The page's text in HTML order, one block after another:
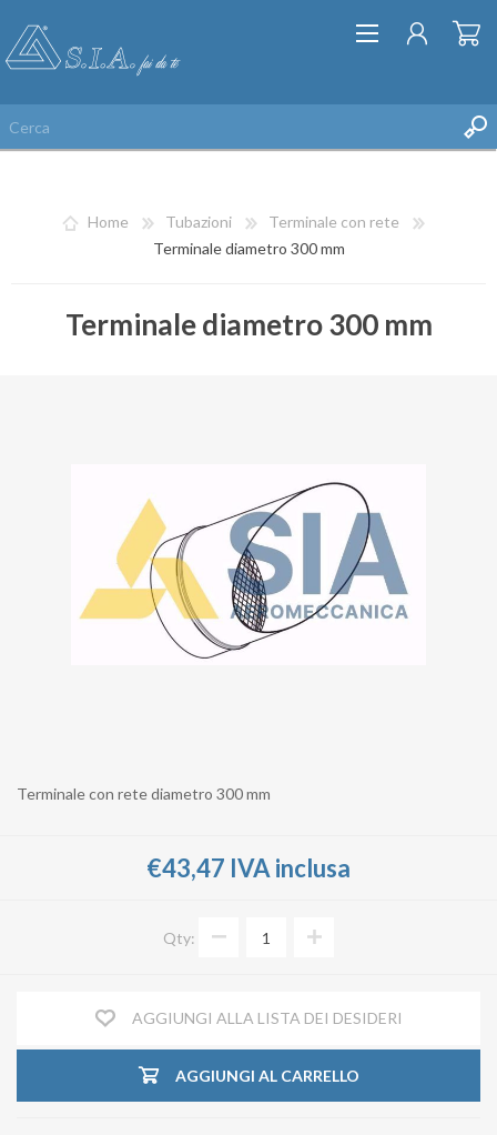
REGISTRATI
Home Tubazioni
Terminale con rete
Terminale diametro 300 mm
Terminale diametro 300 mm
Terminale con rete diametro 300 mm
€43,47 IVA inclusa
Qty:
AGGIUNGI ALLA LISTA DEI DESIDERI
AGGIUNGI AL CARRELLO